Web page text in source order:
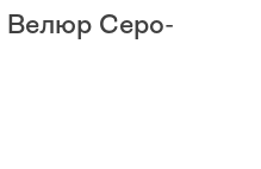
Велюр Серо-